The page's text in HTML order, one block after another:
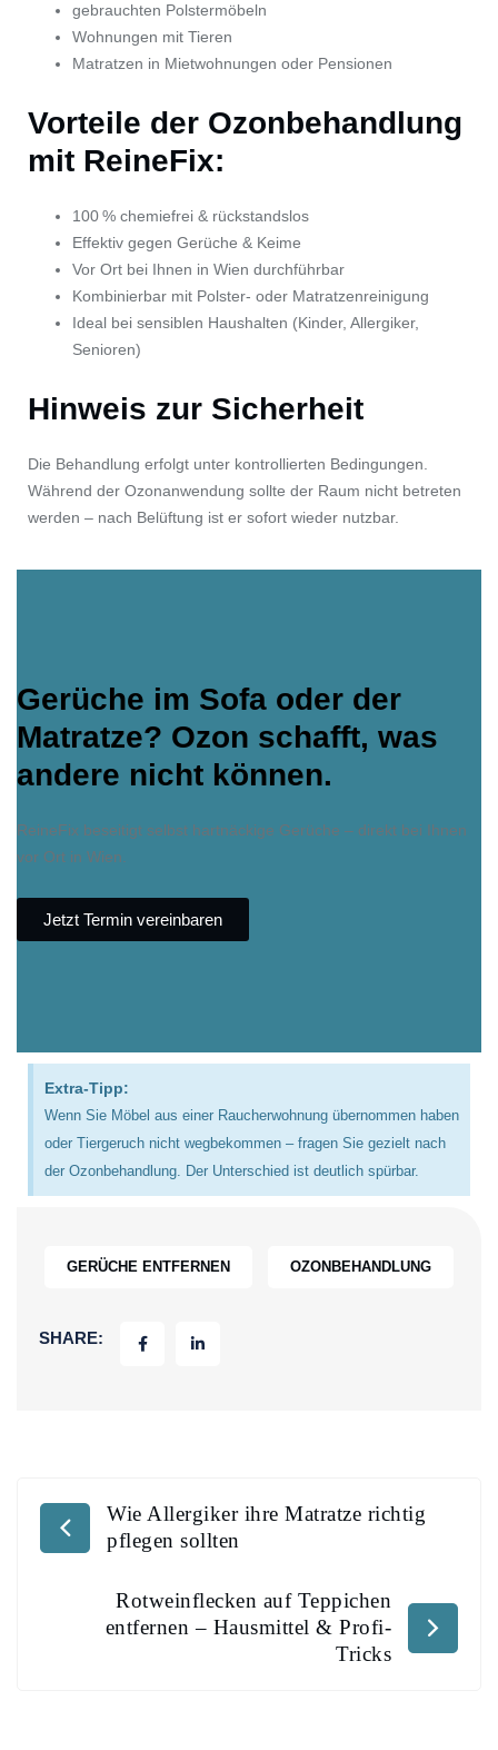
gebrauchten Polstermöbeln
Wohnungen mit Tieren
Matratzen in Mietwohnungen oder Pensionen
Vorteile der Ozonbehandlung
mit ReineFix:
100 % chemiefrei & rückstandslos
Effektiv gegen Gerüche & Keime
Vor Ort bei Ihnen in Wien durchführbar
Kombinierbar mit Polster- oder Matratzenreinigung
Ideal bei sensiblen Haushalten (Kinder, Allergiker,
Senioren)
Hinweis zur Sicherheit
Die Behandlung erfolgt unter kontrollierten Bedingungen.
Während der Ozonanwendung sollte der Raum nicht betreten
werden – nach Belüftung ist er sofort wieder nutzbar.
Gerüche im Sofa oder der
Matratze? Ozon schafft, was
andere nicht können.
ReineFix beseitigt selbst hartnäckige Gerüche – direkt bei Ihnen
vor Ort in Wien.
Jetzt Termin vereinbaren
Extra-Tipp:
Wenn Sie Möbel aus einer Raucherwohnung übernommen haben
oder Tiergeruch nicht wegbekommen – fragen Sie gezielt nach
der Ozonbehandlung. Der Unterschied ist deutlich spürbar.
GERÜCHE ENTFERNEN OZONBEHANDLUNG
SHARE:
Wie Allergiker ihre Matratze richtig
pflegen sollten
Rotweinflecken auf Teppichen
entfernen – Hausmittel & Profi-
Tricks